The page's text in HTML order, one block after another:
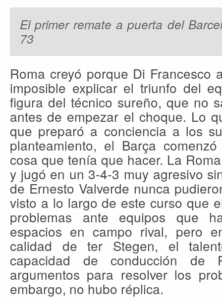
El primer remate a puerta del
73
Roma creyó porque Di Francesco
imposible explicar el triunfo del
figura del técnico sureño, que no
antes de empezar el choque. Lo
que preparó a conciencia a los
planteamiento, el Barça
cosa que tenía que hacer. La
y jugó en un 3-4-3 muy agresivo
de Ernesto Valverde nunca
visto a lo largo de este curso que
problemas ante equipos que
espacios en campo rival, pero
calidad de ter Stegen, el
capacidad de conducción de
argumentos para resolver los
embargo, no hubo réplica.